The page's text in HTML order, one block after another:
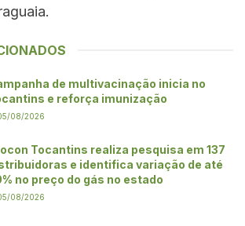
de multivacinação inicia no
e reforça imunização
08/2026
Tocantins realiza pesquisa em 137
e identifica variação de até
no preço do gás no estado
08/2026